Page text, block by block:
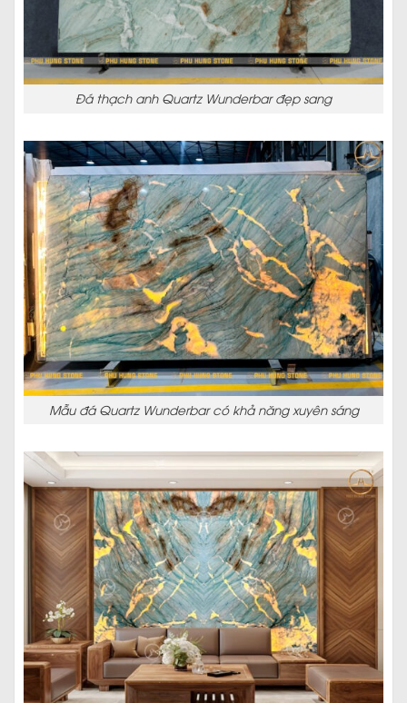
Đá thạch anh Quartz Wunderbar đẹp sang
Mẫu đá Quartz Wunderbar có khả năng xuyên sáng